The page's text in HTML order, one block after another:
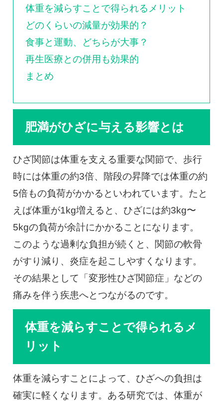
体重を減らすことで得られるメリット
どのくらいの減量が効果的？
食事と運動、どちらが大事？
再生医療との併用も効果的
まとめ
肥満がひざに与える影響とは
ひざ関節は体重を支える重要な関節で、歩行
時には体重の約3倍、階段の昇降では体重の約
5倍もの負荷がかかるといわれています。たと
えば体重が1kg増えると、ひざには約3kg〜
5kgの負荷が余計にかかることになります。
このような過剰な負担が続くと、関節の軟骨
がすり減り、炎症を起こしやすくなります。
その結果として「変形性ひざ関節症」などの
痛みを伴う疾患へとつながるのです。
体重を減らすことで得られるメ
リット
体重を減らすことによって、ひざへの負担は
確実に軽くなります。ある研究では、体重が